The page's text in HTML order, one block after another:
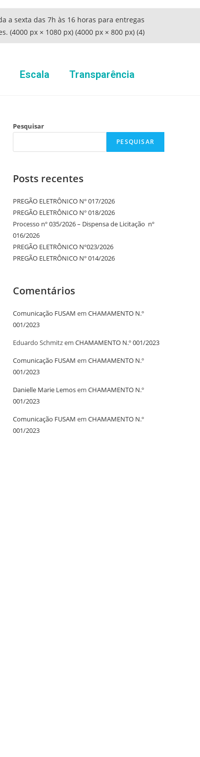
Escala Transparência
Pesquisar
PESQUISAR
Posts recentes
PREGÃO ELETRÔNICO Nº 017/2026
PREGÃO ELETRÔNICO Nº 018/2026
Processo nº 035/2026 – Dispensa de Licitação nº
016/2026
PREGÃO ELETRÔNICO Nº023/2026
PREGÃO ELETRÔNICO Nº 014/2026
Comentários
Comunicação FUSAM em CHAMAMENTO N.º
001/2023
Eduardo Schmitzem CHAMAMENTO N.º 001/2023
Comunicação FUSAM em CHAMAMENTO N.º
001/2023
Danielle Marie Lemosem CHAMAMENTO N.º
001/2023
Comunicação FUSAM em CHAMAMENTO N.º
001/2023